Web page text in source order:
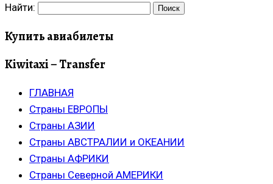
Найти:
Купить авиабилеты
Kiwitaxi – Transfer
ГЛАВНАЯ
Страны ЕВРОПЫ
Страны АЗИИ
Страны АВСТРАЛИИ и ОКЕАНИИ
Страны АФРИКИ
Страны Северной АМЕРИКИ